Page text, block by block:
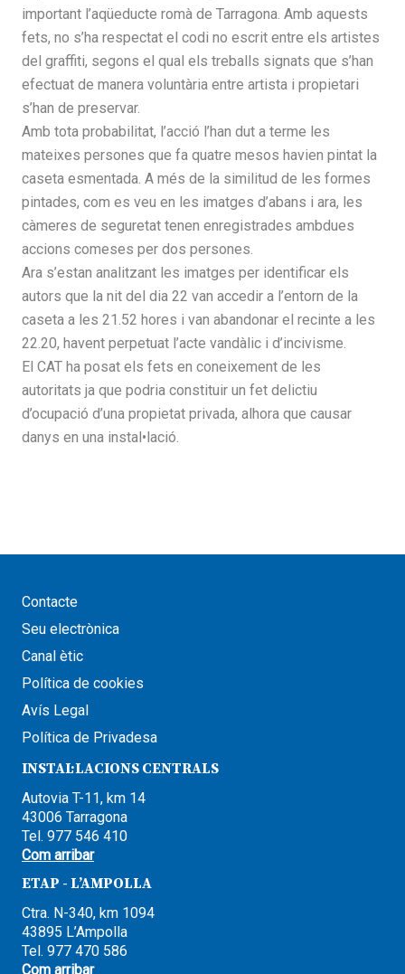
important l’aqüeducte romà de Tarragona. Amb aquests
fets, no s’ha respectat el codi no escrit entre els artistes
del graffiti, segons el qual els treballs signats que s’han
efectuat de manera voluntària entre artista i propietari
s’han de preservar.
Amb tota probabilitat, l’acció l’han dut a terme les
mateixes persones que fa quatre mesos havien pintat la
caseta esmentada. A més de la similitud de les formes
pintades, com es veu en les imatges d’abans i ara, les
càmeres de seguretat tenen enregistrades ambdues
accions comeses per dos persones.
Ara s’estan analitzant les imatges per identificar els
autors que la nit del dia 22 van accedir a l’entorn de la
caseta a les 21.52 hores i van abandonar el recinte a les
22.20, havent perpetuat l’acte vandàlic i d’incivisme.
El CAT ha posat els fets en coneixement de les
autoritats ja que podria constituir un fet delictiu
d’ocupació d’una propietat privada, alhora que causar
danys en una instal•lació.
Contacte
Seu electrònica
Canal ètic
Política de cookies
Avís Legal
Política de Privadesa
INSTAL·LACIONS CENTRALS
Autovia T-11, km 14
43006 Tarragona
Tel. 977 546 410
Com arribar
ETAP - L’AMPOLLA
Ctra. N-340, km 1094
43895 L’Ampolla
Tel. 977 470 586
Com arribar